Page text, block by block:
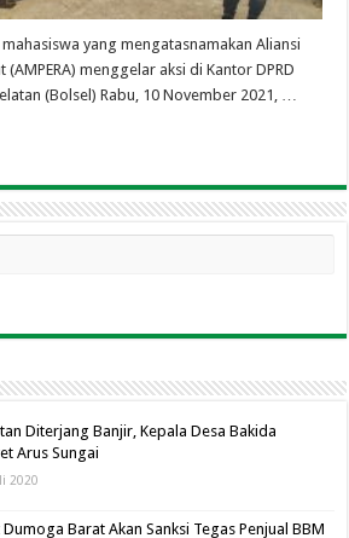
mahasiswa yang mengatasnamakan Aliansi
(AMPERA) menggelar aksi di Kantor DPRD
(Bolsel) Rabu, 10 November 2021, …
Diterjang Banjir, Kepala Desa Bakida
Arus Sungai
2020
Dumoga Barat Akan Sanksi Tegas Penjual BBM